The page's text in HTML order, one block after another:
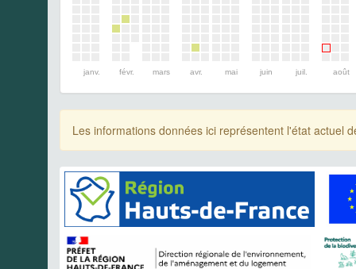
janv. févr. mars avr. mai juin juil. août
Les informations données ici représentent l'état actuel